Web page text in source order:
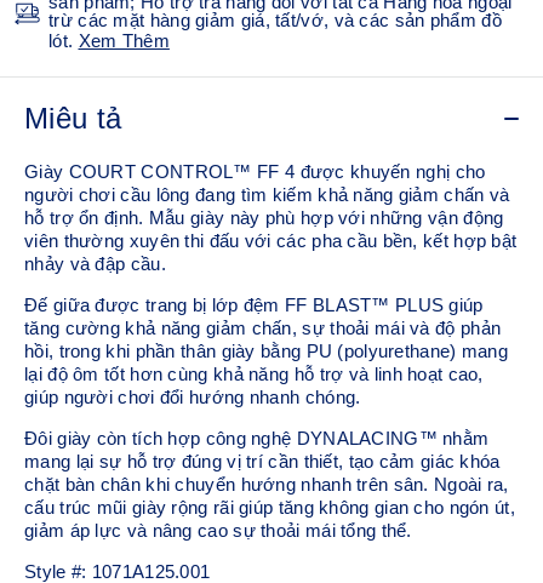
trừ các mặt hàng giảm giá, tất/vớ, và các sản phẩm đồ
lót. Xem Thêm
Miêu tả
Giày COURT CONTROL™ FF 4 được khuyến nghị cho
người chơi cầu lông đang tìm kiếm khả năng giảm chấn và
hỗ trợ ổn định. Mẫu giày này phù hợp với những vận động
viên thường xuyên thi đấu với các pha cầu bền, kết hợp bật
nhảy và đập cầu.
Đế giữa được trang bị lớp đệm FF BLAST™ PLUS giúp
tăng cường khả năng giảm chấn, sự thoải mái và độ phản
hồi, trong khi phần thân giày bằng PU (polyurethane) mang
lại độ ôm tốt hơn cùng khả năng hỗ trợ và linh hoạt cao,
giúp người chơi đổi hướng nhanh chóng.
Đôi giày còn tích hợp công nghệ DYNALACING™ nhằm
mang lại sự hỗ trợ đúng vị trí cần thiết, tạo cảm giác khóa
chặt bàn chân khi chuyển hướng nhanh trên sân. Ngoài ra,
cấu trúc mũi giày rộng rãi giúp tăng không gian cho ngón út,
giảm áp lực và nâng cao sự thoải mái tổng thể.
Style #: 1071A125.001